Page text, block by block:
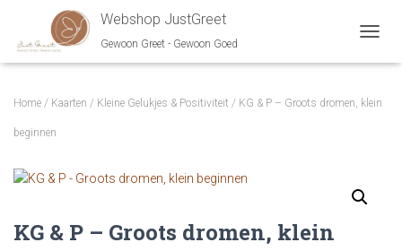
Webshop JustGreet
Gewoon Greet - Gewoon Goed
Home / Kaarten / Kleine Gelukjes & Positiviteit / KG & P – Groots dromen, klein
beginnen
KG & P – Groots dromen, klein